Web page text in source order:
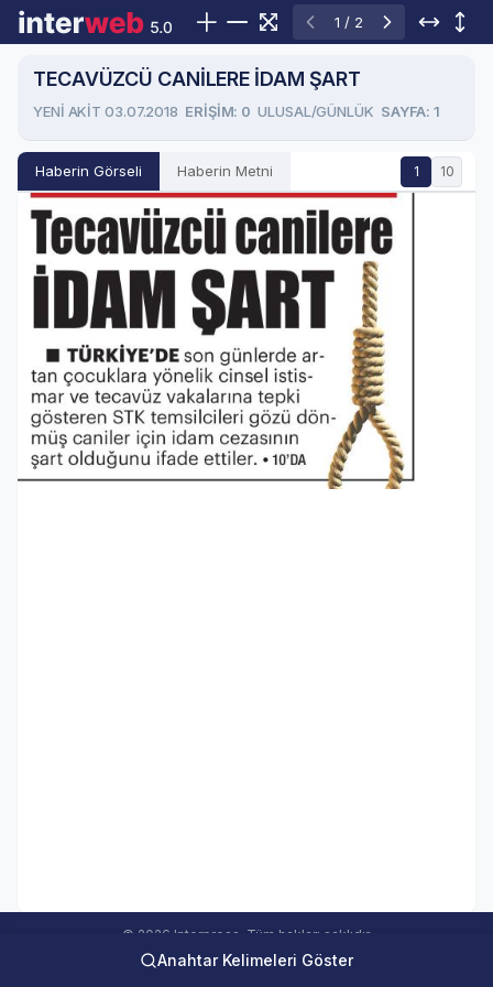
1 / 2
TECAVÜZCÜ CANİLERE İDAM ŞART
YENİ AKİT 03.07.2018 ERIŞIM: 0 ULUSAL/GÜNLÜK SAYFA: 1
Haberin Görseli Haberin Metni 1 10
Anahtar Kelimeleri Göster
© 2026 Interpress. Tüm hakları saklıdır.
interweb Online Medya Takip Sistemi Ver 5.00